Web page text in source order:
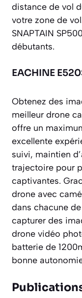
distance de vol
votre zone de
SNAPTAIN
débutants.
EACHINE
Obtenez des
meilleur drone
offre un
excellente
suivi, maintien
trajectoire pour
captivantes.
drone avec
dans chacune
capturer des
drone vidéo
batterie de
bonne